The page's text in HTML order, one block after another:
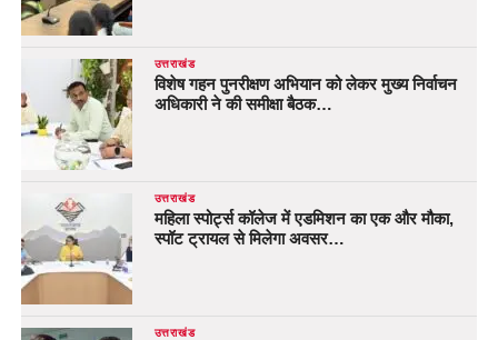
उत्तराखंड
विशेष गहन पुनरीक्षण अभियान को लेकर मुख्य निर्वाचन
अधिकारी ने की समीक्षा बैठक…
उत्तराखंड
महिला स्पोर्ट्स कॉलेज में एडमिशन का एक और मौका,
स्पॉट ट्रायल से मिलेगा अवसर…
उत्तराखंड